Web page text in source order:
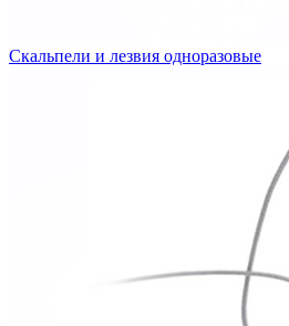
Скальпели и лезвия одноразовые